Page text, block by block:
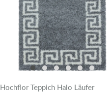
Hochflor Teppich Halo Läufer